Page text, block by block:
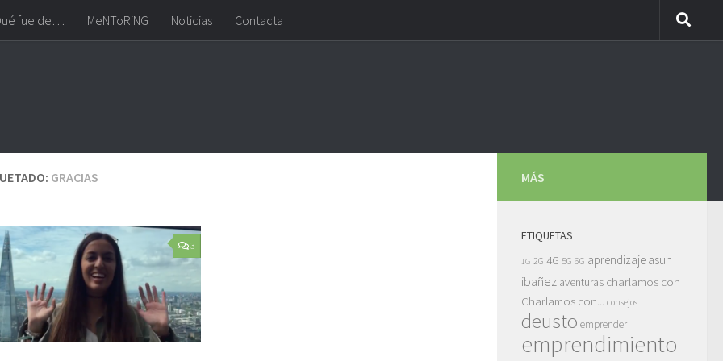
fue de… MeNToRiNG Noticias Contacta
GRACIAS
3
MÁS
ETIQUETAS
1G 2G 4G 5G 6G aprendizaje asun
ibañez aventuras charlamos con
Charlamos con... consejos
deusto emprender
emprendimiento